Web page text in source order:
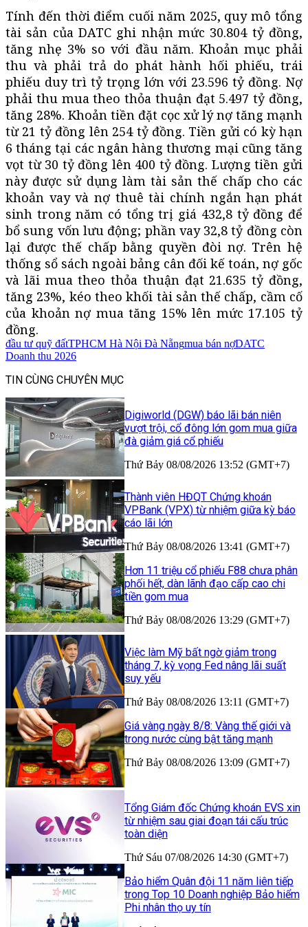
Tính đến thời điểm cuối năm 2025, quy mô tổng
tài sản của DATC ghi nhận mức 30.804 tỷ đồng,
tăng nhẹ 3% so với đầu năm. Khoản mục phải
thu và phải trả do phát hành hối phiếu, trái
phiếu duy trì tỷ trọng lớn với 23.596 tỷ đồng. Nợ
phải thu mua theo thỏa thuận đạt 5.497 tỷ đồng,
tăng 28%. Khoản tiền đặt cọc xử lý nợ tăng mạnh
từ 21 tỷ đồng lên 254 tỷ đồng. Tiền gửi có kỳ hạn
6 tháng tại các ngân hàng thương mại cũng tăng
vọt từ 30 tỷ đồng lên 400 tỷ đồng. Lượng tiền gửi
này được sử dụng làm tài sản thế chấp cho các
khoản vay và nợ thuê tài chính ngắn hạn phát
sinh trong năm có tổng trị giá 432,8 tỷ đồng để
bổ sung vốn lưu động; phần vay 32,8 tỷ đồng còn
lại được thế chấp bằng quyền đòi nợ. Trên hệ
thống sổ sách ngoài bảng cân đối kế toán, nợ gốc
và lãi mua theo thỏa thuận đạt 21.635 tỷ đồng,
tăng 23%, kéo theo khối tài sản thế chấp, cầm cố
của khoản nợ mua tăng 15% lên mức 17.105 tỷ
đồng.
đầu tư quỹ đấtTPHCM Hà Nội Đà Nẵngmua bán nợDATC
Doanh thu 2026
TIN CÙNG CHUYÊN MỤC
Digiworld (DGW) báo lãi bán niên
vượt trội, cổ đông lớn gom mua giữa
đà giảm giá cổ phiếu
Thứ Bảy 08/08/2026 13:52 (GMT+7)
Thành viên HĐQT Chứng khoán
VPBank (VPX) từ nhiệm giữa kỳ báo
cáo lãi lớn
Thứ Bảy 08/08/2026 13:41 (GMT+7)
Hơn 11 triệu cổ phiếu F88 chưa phân
phối hết, dàn lãnh đạo cấp cao chi
tiền gom mua
Thứ Bảy 08/08/2026 13:29 (GMT+7)
Việc làm Mỹ bất ngờ giảm trong
tháng 7, kỳ vọng Fed nâng lãi suất
suy yếu
Thứ Bảy 08/08/2026 13:11 (GMT+7)
Giá vàng ngày 8/8: Vàng thế giới và
trong nước cùng bật tăng mạnh
Thứ Bảy 08/08/2026 13:09 (GMT+7)
Tổng Giám đốc Chứng khoán EVS xin
từ nhiệm sau giai đoạn tái cấu trúc
toàn diện
Thứ Sáu 07/08/2026 14:30 (GMT+7)
Bảo hiểm Quân đội 11 năm liên tiếp
trong Top 10 Doanh nghiệp Bảo hiểm
Phi nhân thọ uy tín